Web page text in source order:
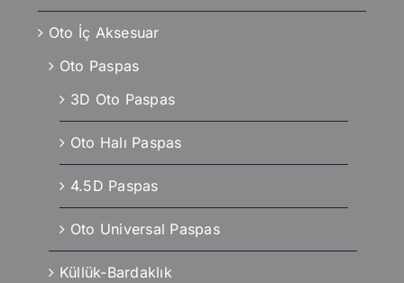
Oto İç Aksesuar
Oto Paspas
3D Oto Paspas
Oto Halı Paspas
4.5D Paspas
Oto Universal Paspas
Küllük-Bardaklık